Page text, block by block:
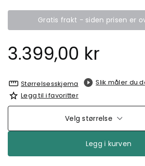
Gratis frakt - siden prisen er
3.399,00 kr
Størrelsesskjema
Slik måler du
Legg til i favoritter
Velg størrelse
Legg i kurven